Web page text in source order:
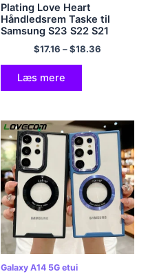
Plating Love Heart
Håndledsrem Taske til
Samsung S23 S22 S21
Ultra Plus S20 FE A53 A52
A23 A13 A14 A34 A54
A33 5G Holder Cover
$17.16 –$18.36
Læs mere
Galaxy A14 5G etui